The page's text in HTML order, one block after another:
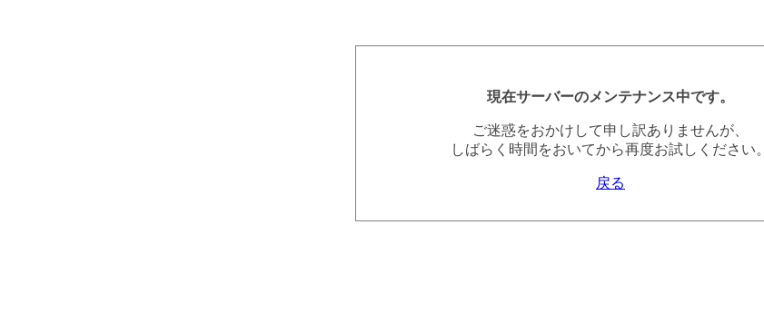
現在サーバーのメンテナンス中です。
ご迷惑をおかけして申し訳ありませんが、
しばらく時間をおいてから再度お試しください。
戻る